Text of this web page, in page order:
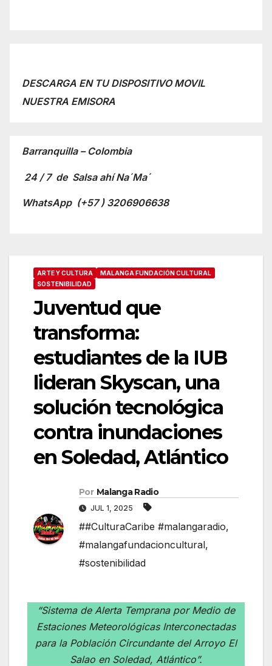
DESCARGA EN TU DISPOSITIVO MOVIL
NUESTRA EMISORA
Barranquilla – Colombia
24 / 7 de Salsa ahí Na´Ma´
WhatsApp (+57 ) 3206906638
ARTE Y CULTURA
MALANGA FUNDACIÓN CULTURAL
SOSTENIBILIDAD
Juventud que
transforma:
estudiantes de la IUB
lideran Skyscan, una
solución tecnológica
contra inundaciones
en Soledad, Atlántico
Por Malanga Radio
JUL 1, 2025
##CulturaCaribe #malangaradio,
#malangafundacioncultural,
#sostenibilidad
“Sistema de Alerta Temprana por Medio de
Estaciones Meteorológicas Interconectadas
para la Población Circundante del Arroyo El
Salao en Soledad, Atlántico”.